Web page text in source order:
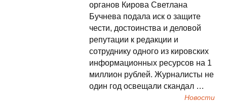
органов Кирова Светлана
Бучнева подала иск о защите
чести, достоинства и деловой
репутации к редакции и
сотруднику одного из кировских
информационных ресурсов на 1
миллион рублей. Журналисты не
один год освещали скандал …
Новости